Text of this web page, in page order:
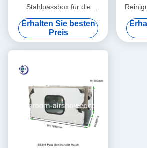
Stahlpassbox für die
Überführung von Gütern in
den Reinigungsraum
600x600x600mm
Erhalten Sie besten
Preis